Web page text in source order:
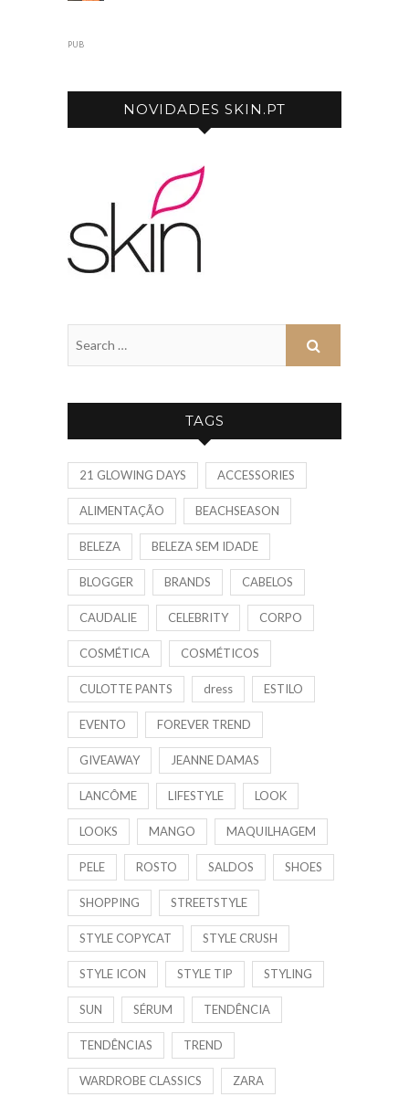
PUB
NOVIDADES SKIN.PT
TAGS
21 GLOWING DAYS ACCESSORIES
ALIMENTAÇÃO BEACHSEASON
BELEZA BELEZA SEM IDADE
BLOGGER BRANDS CABELOS
CAUDALIE CELEBRITY CORPO
COSMÉTICA COSMÉTICOS
CULOTTE PANTS dress ESTILO
EVENTO FOREVER TREND
GIVEAWAY JEANNE DAMAS
LANCÔME LIFESTYLE LOOK
LOOKS MANGO MAQUILHAGEM
PELE ROSTO SALDOS SHOES
SHOPPING STREETSTYLE
STYLE COPYCAT STYLE CRUSH
STYLE ICON STYLE TIP STYLING
SUN SÉRUM TENDÊNCIA
TENDÊNCIAS TREND
WARDROBE CLASSICS ZARA